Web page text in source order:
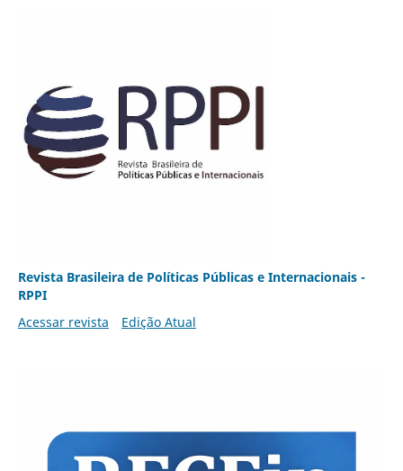
Revista Brasileira de Políticas Públicas e Internacionais -
RPPI
Acessar revista
Edição Atual